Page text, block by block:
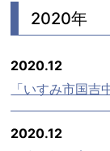
2020年
2020.12
「いすみ市国吉
2020.12